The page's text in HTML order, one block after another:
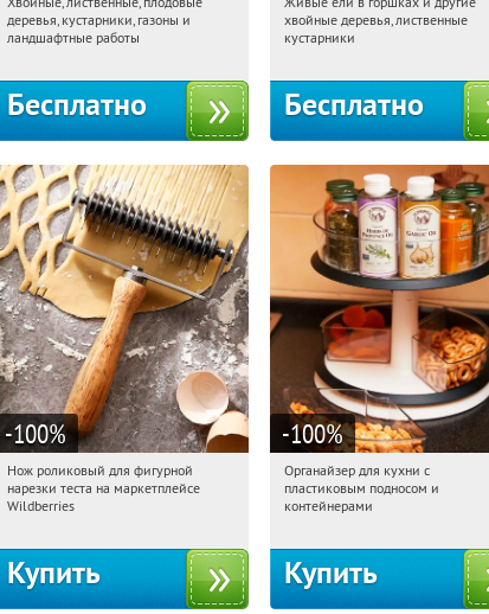
05:36:29 Получили:
Павелецкая
Угрешская
деревья, кустарники, газоны и
ландшафтные работы
Бесплатно
05:36:29 Получили:
Московская обл., г. Химки,
хвойные деревья, лиственные
кустарники
Бесплатно
-100%
05:36:29 Получили:
Россия
Нож роликовый для фигурной
нарезки теста на маркетплейсе
Wildberries
Купить
-100%
05:36:29 Получили:
Россия
Органайзер для кухни с
пластиковым подносом и
контейнерами
Купить